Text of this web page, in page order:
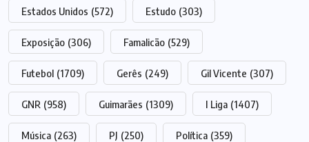
Estados Unidos (572) Estudo (303)
Exposição (306) Famalicão (529)
Futebol (1709) Gerês (249) Gil Vicente (307)
GNR (958) Guimarães (1309) I Liga (1407)
Música (263) PJ (250) Política (359)